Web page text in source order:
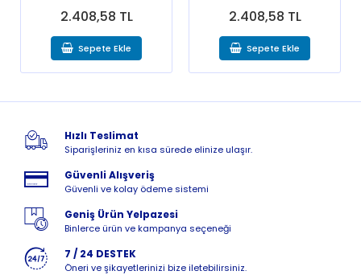
2.408,58 TL
Sepete Ekle
2.408,58 TL
Sepete Ekle
Hızlı Teslimat
Siparişleriniz en kısa sürede elinize ulaşır.
Güvenli Alışveriş
Güvenli ve kolay ödeme sistemi
Geniş Ürün Yelpazesi
Binlerce ürün ve kampanya seçeneği
7 / 24 DESTEK
Öneri ve şikayetlerinizi bize iletebilirsiniz.